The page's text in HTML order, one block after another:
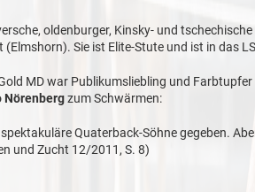
oldenburger, Kinsky- und
(Elmshorn). Sie ist Elite-Stute und ist in
MD war Publikumsliebling und
Nörenbergzum Schwärmen:
Quaterback-Söhne gegeben.
und Zucht 12/2011, S. 8)